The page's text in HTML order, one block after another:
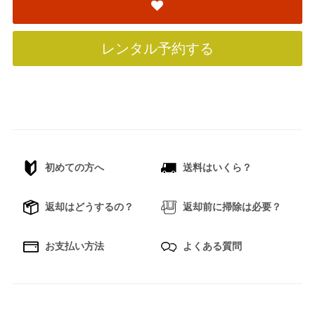
レンタル予約する
初めての方へ 送料はいくら？
返却はどうするの？ 返却前に掃除は必要？
お支払い方法 よくある質問